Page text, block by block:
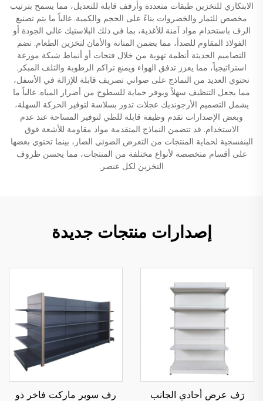
الابتكاري للتخزين طبقات متعددة وأرفف قابلة للتعديل، مما يسمح بترتيب
مخصص للثمار والخضروات بناءً على الحجم والكمية. غالباً ما يتم تصنيع
الرف باستخدام مواد آمنة للأغذية، بما في ذلك البلاستيك عالي الجودة أو
الفولاذ المقاوم للصدأ، مما يضمن المتانة والأمان لتخزين الطعام. تضم
التصاميم الحديثة أنظمة تهوية من خلال فتحات أو أنماط شبكة موزعة
استراتيجياً، مما يعزز تدفق الهواء ويمنع تراكم الرطوبة والتلف المبكر.
تحتوي العديد من النماذج على صواني تصريف قابلة للإزالة في الأسفل،
مما يجعل التنظيف سهلاً ويوفر حماية للسطوح من أضرار المياه. غالباً ما
يشمل التصميم الأرجونديك عجلات تدور بسلاسة لتوفير الحركة السهلة،
وبعض الإصدارات تقدم وظيفة قابلة للطي لتوفير المساحة عند عدم
الاستخدام. قد تتضمن النماذج المتقدمة مواد مقاومة للأشعة فوق
البنفسجية لحماية المنتجات من التعرض الضوئي الضار، بينما تحتوي بعضها
على أقسام متخصصة لأنواع مختلفة من المنتجات، مما يحسن ظروف
التخزين لكل عنصر.
إصدارات منتجات جديدة
رَف عرض أحادي الجانب
رف سوبر ماركت فاخر ذو